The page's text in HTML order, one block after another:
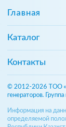
Главная
Каталог
Контакты
© 2012-2026 ТОО
генераторов.
Информация на
определяемой